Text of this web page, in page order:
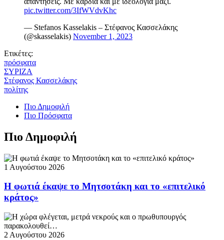
pic.twitter.com/3IfWVdvKhc
— Stefanos Kasselakis – Στέφανος Κασσελάκης
(@skasselakis) November 1, 2023
Ετικέτες:
πρόσφατα
ΣΥΡΙΖΑ
Στέφανος Κασσελάκης
πολίτης
Πιο Δημοφιλή
Πιο Πρόσφατα
Πιο Δημοφιλή
1 Αυγούστου 2026
Η φωτιά έκαψε το Μητσοτάκη και το «επιτελικό
κράτος»
2 Αυγούστου 2026